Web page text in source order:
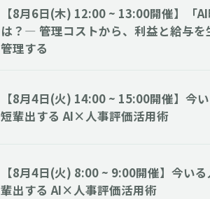
【8月6日(木) 12:00 ~ 13:00開催】「
は？― 管理コストから、利益と給与
管理する
【8月4日(火) 14:00 ~ 15:00開催】今
短輩出する AI×人事評価活用術
【8月4日(火) 8:00 ~ 9:00開催】今い
輩出する AI×人事評価活用術